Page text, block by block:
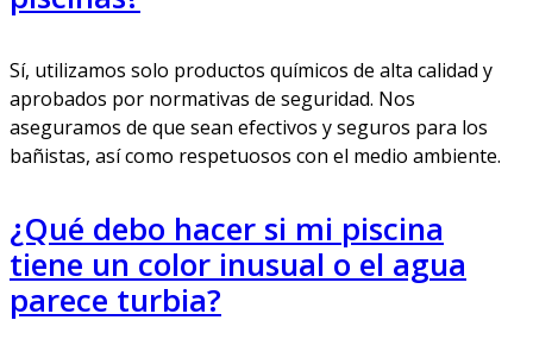
Sí, utilizamos solo productos químicos de alta calidad y
aprobados por normativas de seguridad. Nos
aseguramos de que sean efectivos y seguros para los
bañistas, así como respetuosos con el medio ambiente.
¿Qué debo hacer si mi piscina
tiene un color inusual o el agua
parece turbia?